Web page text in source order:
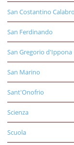
San Costantino Calabro
San Ferdinando
San Gregorio d'Ippona
San Marino
Sant'Onofrio
Scienza
Scuola